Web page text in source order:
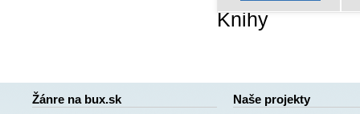
Knihy
Žánre na bux.sk Naše projekty